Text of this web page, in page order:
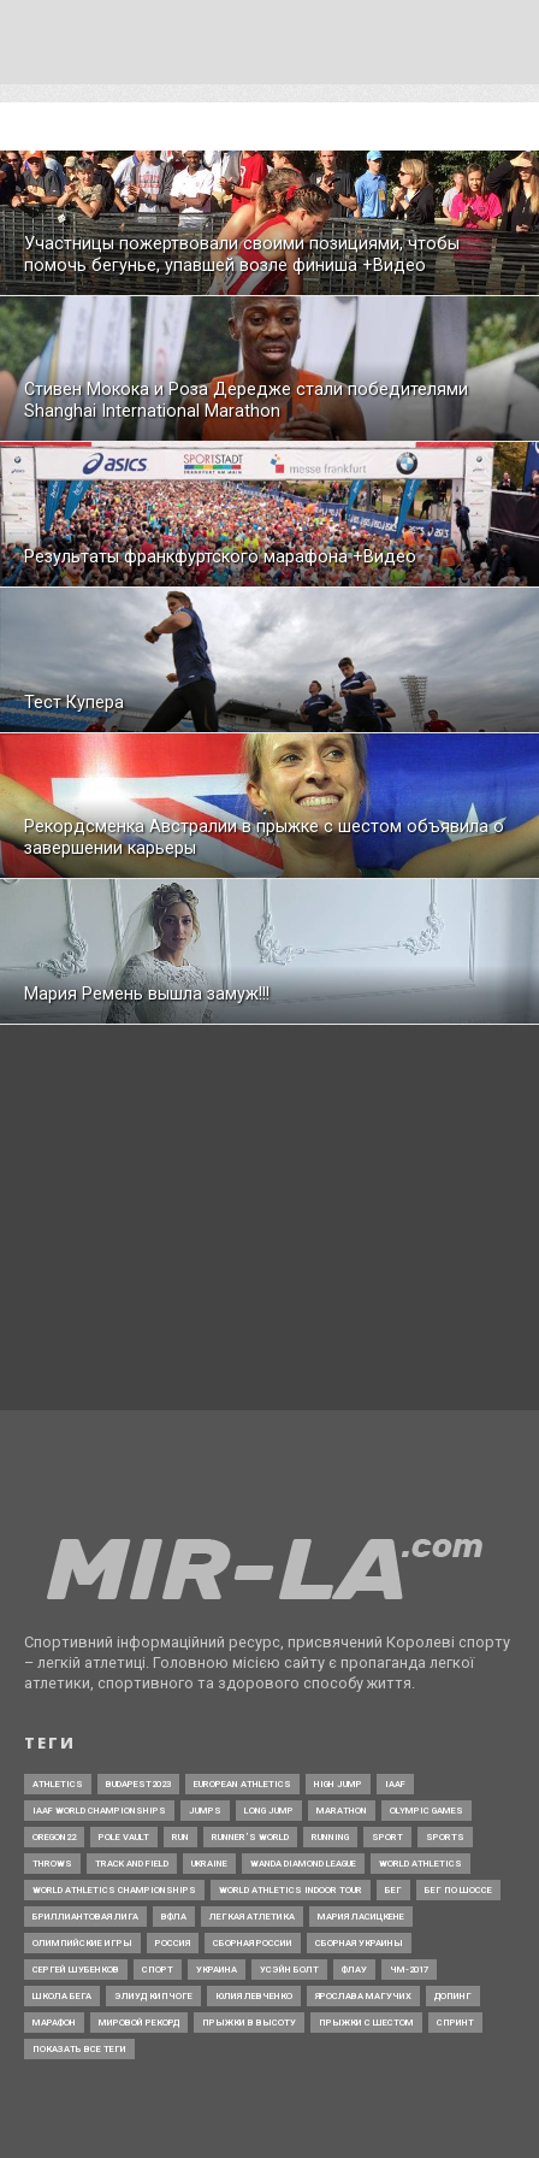
Участницы пожертвовали своими позициями, чтобы
помочь бегунье, упавшей возле финиша +Видео
Стивен Мокока и Роза Дередже стали победителями
Shanghai International Marathon
Результаты франкфуртского марафона +Видео
Тест Купера
Рекордсменка Австралии в прыжке с шестом объявила о
завершении карьеры
Мария Ремень вышла замуж!!!
Спортивний інформаційний ресурс, присвячений Королеві спорту
– легкій атлетиці. Головною місією сайту є пропаганда легкої
атлетики, спортивного та здорового способу життя.
ТЕГИ
ATHLETICS BUDAPEST2023 EUROPEAN ATHLETICS HIGH JUMP IAAF
IAAF WORLD CHAMPIONSHIPS JUMPS LONG JUMP MARATHON OLYMPIC GAMES
OREGON22 POLE VAULT RUN RUNNER’S WORLD RUNNING SPORT SPORTS
THROWS TRACK AND FIELD UKRAINE WANDA DIAMOND LEAGUE WORLD ATHLETICS
WORLD ATHLETICS CHAMPIONSHIPS WORLD ATHLETICS INDOOR TOUR БЕГ БЕГ ПО ШОССЕ
БРИЛЛИАНТОВАЯ ЛИГА ВФЛА ЛЕГКАЯ АТЛЕТИКА МАРИЯ ЛАСИЦКЕНЕ
ОЛИМПИЙСКИЕ ИГРЫ РОССИЯ СБОРНАЯ РОССИИ СБОРНАЯ УКРАИНЫ
СЕРГЕЙ ШУБЕНКОВ СПОРТ УКРАИНА УСЭЙН БОЛТ ФЛАУ ЧМ-2017
ШКОЛА БЕГА ЭЛИУД КИПЧОГЕ ЮЛИЯ ЛЕВЧЕНКО ЯРОСЛАВА МАГУЧИХ ДОПИНГ
МАРАФОН МИРОВОЙ РЕКОРД ПРЫЖКИ В ВЫСОТУ ПРЫЖКИ С ШЕСТОМ СПРИНТ
ПОКАЗАТЬ ВСЕ ТЕГИ